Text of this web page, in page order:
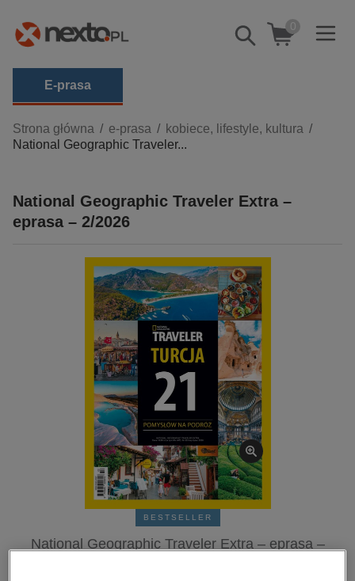
Pokaż/schowaj
wyszukiwarkę
0
E-prasa
Kategorie
Zobacz wszystkie E-prasa
biznesowe, branżowe, gospodarka
dzienniki
edukacja
hobby, sport, rozrywka
komputery, internet, technologie, informatyka
kobiece, lifestyle, kultura
polityka, społeczno-informacyjne
psychologiczne
popularno-naukowe
zdrowie
Strona główna e-prasa
kobiece, lifestyle, kultura
National Geographic Traveler...
National Geographic Traveler Extra –
eprasa – 2/2026
BESTSELLER
National Geographic Traveler Extra – eprasa –